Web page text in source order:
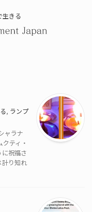
きる
, ランプ
ャラナ
ティ・
祝福さ
計り知れ